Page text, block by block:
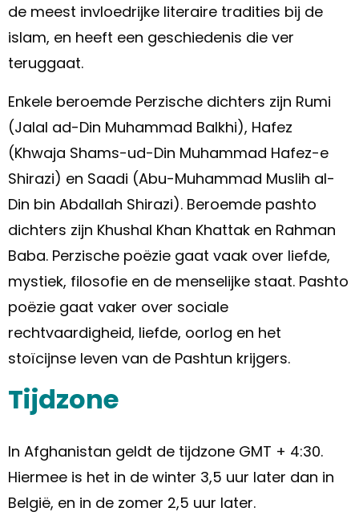
de meest invloedrijke literaire tradities bij de
islam, en heeft een geschiedenis die ver
teruggaat.
Enkele beroemde Perzische dichters zijn Rumi
(Jalal ad-Din Muhammad Balkhi), Hafez
(Khwaja Shams-ud-Din Muhammad Hafez-e
Shirazi) en Saadi (Abu-Muhammad Muslih al-
Din bin Abdallah Shirazi). Beroemde pashto
dichters zijn Khushal Khan Khattak en Rahman
Baba. Perzische poëzie gaat vaak over liefde,
mystiek, filosofie en de menselijke staat. Pashto
poëzie gaat vaker over sociale
rechtvaardigheid, liefde, oorlog en het
stoïcijnse leven van de Pashtun krijgers.
Tijdzone
In Afghanistan geldt de tijdzone GMT + 4:30.
Hiermee is het in de winter 3,5 uur later dan in
België, en in de zomer 2,5 uur later.